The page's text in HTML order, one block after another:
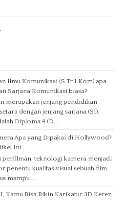
Ilmu Komunikasi (S.Tr.I.Kom) apa
Sarjana Komunikasi biasa?
merupakan jenjang pendidikan
dengan jenjang sarjana (S1).
Diploma 4 (D...
Apa yang Dipakai di Hollywood?
Ini
perfilman, teknologi kamera menjadi
penentu kualitas visual sebuah film.
mampu ...
Kamu Bisa Bikin Karikatur 3D Keren